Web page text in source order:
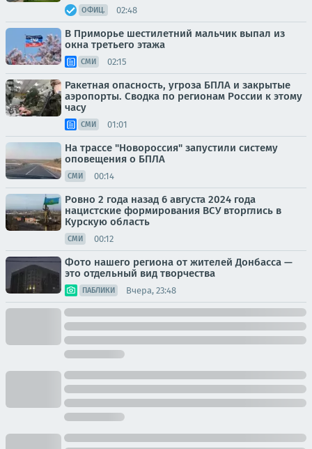
ОФИЦ. 02:48
В Приморье шестилетний мальчик выпал из
окна третьего этажа
СМИ 02:15
Ракетная опасность, угроза БПЛА и закрытые
аэропорты. Сводка по регионам России к этому
часу
СМИ 01:01
На трассе "Новороссия" запустили систему
оповещения о БПЛА
СМИ 00:14
Ровно 2 года назад 6 августа 2024 года
нацистские формирования ВСУ вторглись в
Курскую область
СМИ 00:12
Фото нашего региона от жителей Донбасса —
это отдельный вид творчества
ПАБЛИКИ Вчера, 23:48